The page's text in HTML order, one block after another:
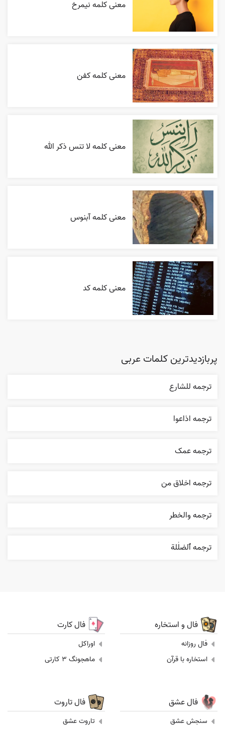
معنی کلمه نیمرخ
معنی کلمه کفن
معنی کلمه لا تنس ذکر الله
معنی کلمه آبنوس
معنی کلمه کد
پربازدیدترین کلمات عربی
ترجمه للشارع
ترجمه اذاعوا
ترجمه عمک
ترجمه اخلاق من
ترجمه والخطر
ترجمه ٱلضلٰلة
فال و استخاره
فال روزانه
استخاره با قرآن
فال کارت
اوراکل
ماهجونگ 3 کارتی
فال عشق
سنجش عشق
فال تاروت
تاروت عشق